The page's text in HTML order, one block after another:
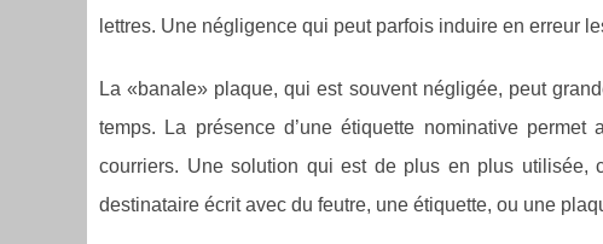
lettres. Une négligence qui peut parfois induire en erreur
La «banale» plaque, qui est souvent négligée, peut
temps. La présence d’une étiquette nominative
courriers. Une solution qui est de plus en plus
destinataire écrit avec du feutre, une étiquette, ou une